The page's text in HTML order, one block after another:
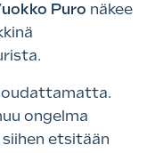
Puro näkee
ongelma
etsitään